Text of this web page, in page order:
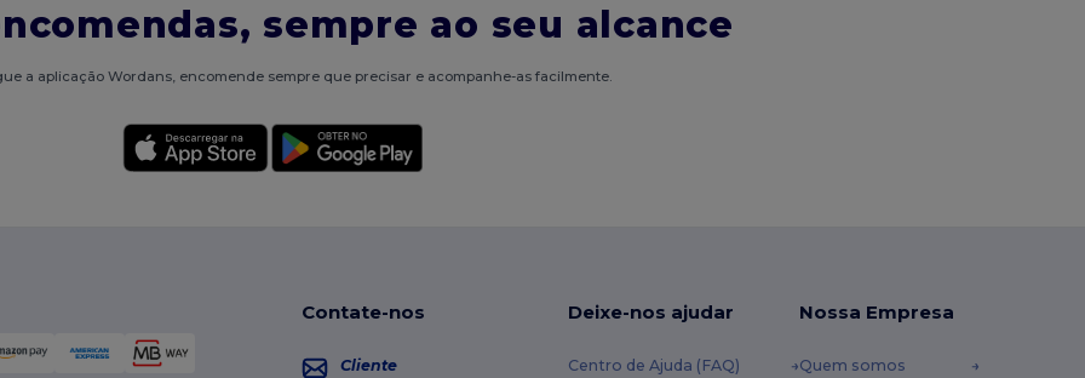
sempre ao seu alcance
a aplicação Wordans, encomende sempre que precisar e acompanhe-as facilmente.
Contate-nos
Cliente
Deixe-nos ajudar
Centro de Ajuda (FAQ)
Nossa Empresa
Quem somos